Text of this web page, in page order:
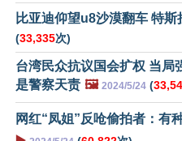
比亚迪仰望u8沙漠翻车 特斯
(33,335次)
台湾民众抗议国会扩权 当局
是警察天责 🖼️ 2024/5/24 (
网红“凤姐”反呛偷拍者：有